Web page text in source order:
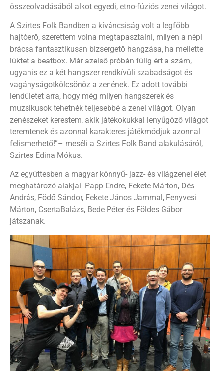
összeolvadásából alkot egyedi, etno-fúziós zenei világot.
A Szirtes Folk Bandben a kíváncsiság volt a legfőbb
hajtóerő, szerettem volna megtapasztalni, milyen a népi
brácsa fantasztikusan bizsergető hangzása, ha mellette
lüktet a beatbox. Már azelső próbán fülig ért a szám,
ugyanis ez a két hangszer rendkívüli szabadságot és
vagányságotkölcsönöz a zenének. Ez adott további
lendületet arra, hogy még milyen hangszerek és
muzsikusok tehetnék teljesebbé a zenei világot. Olyan
zenészeket kerestem, akik játékokukkal lenyűgöző világot
teremtenek és azonnal karakteres játékmódjuk azonnal
felismerhető!”– meséli a Szirtes Folk Band alakulásáról,
Szirtes Edina Mókus.
Az együttesben a magyar könnyű- jazz- és világzenei élet
meghatározó alakjai: Papp Endre, Fekete Márton, Dés
András, Födő Sándor, Fekete János Jammal, Fenyvesi
Márton, CsertaBalázs, Bede Péter és Földes Gábor
játszanak.